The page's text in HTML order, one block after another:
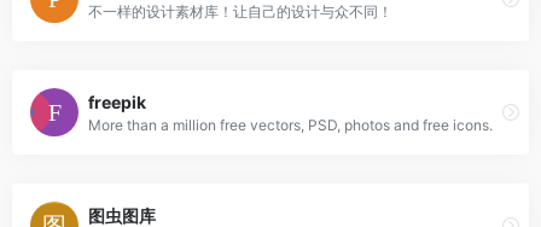
不一样的设计素材库！让自己的设计与众不同！
freepik
More than a million free vectors, PSD, photos and free icons.
图虫图库